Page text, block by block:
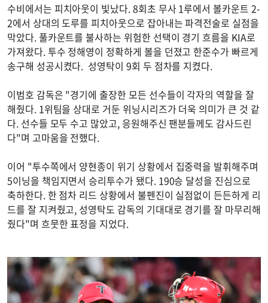
수비에서는 피치아웃이 빛났다. 8회초 무사 1루에서 볼카운트 2-
2에서 상대의 도루를 피치아웃으로 잡아내는 파격전술로 실점을
막았다. 풀카운트를 불사하는 위험한 선택이 경기 흐름을 KIA로
가져왔다. 투수 정해영이 정확하게 볼을 던졌고 한준수가 빠르게
송구해 성공시켰다. 성영탁이 9회 두 점차를 지켰다.
이범호 감독은 "경기에 출장한 모든 선수들이 각자의 역할을 잘
해줬다. 1위팀을 상대로 거둔 위닝시리즈가 더욱 의미가 큰 것 같
다. 선수들 모두 수고 많았고, 응원해주신 팬분들께도 감사드린
다"며 고마움을 전했다.
이어 "투수쪽에서 양현종이 위기 상황에서 집중력을 발휘해주며
5이닝을 책임지면서 승리투수가 됐다. 190승 달성을 진심으로
축하한다. 한 점차 리드 상황에서 불펜진이 실점없이 든든하게 리
드를 잘 지켜줬고, 성영탁도 감독의 기대대로 경기를 잘 마무리해
줬다"며 흐뭇한 표정을 지었다.